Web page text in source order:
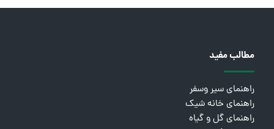
مطالب مفید
راهنمای سیر وسفر
راهنمای خانه شیک
راهنمای گل و گیاه